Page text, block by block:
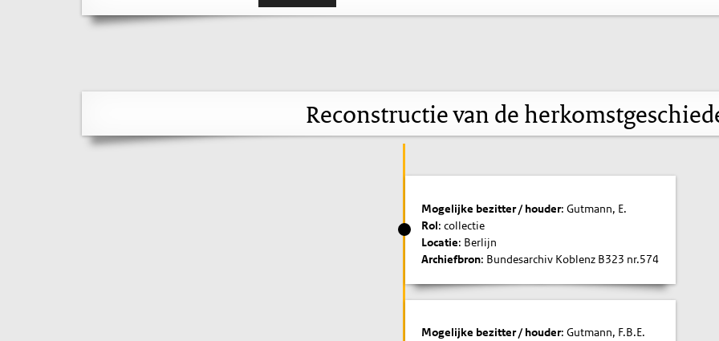
Reconstructie van de
Mogelijke bezitter / houder: Gutmann, E.
Rol: collectie
Locatie: Berlijn
Archiefbron: Bundesarchiv Koblenz B323 nr.574
Mogelijke bezitter / houder: Gutmann, F.B.E.